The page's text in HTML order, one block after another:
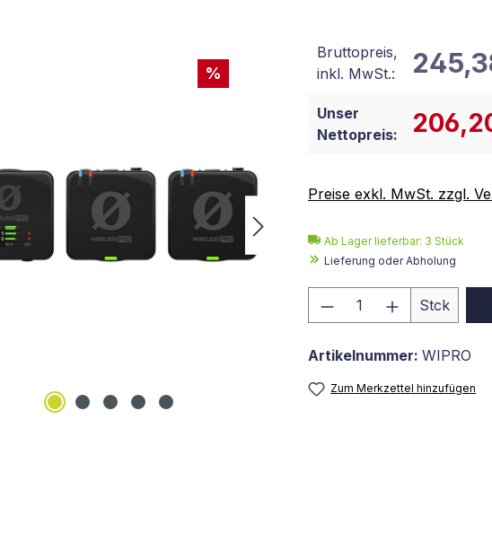
%
Bruttopreis,
inkl. MwSt.:
Unser
Nettopreis:
Preise exkl. MwSt. zzgl.
Ab Lager lieferbar: 3 Stück
Lieferung oder Abholung
Produkt Anzahl:
Stck
Artikelnummer: WIPRO
Zum Merkzettel hinzufügen